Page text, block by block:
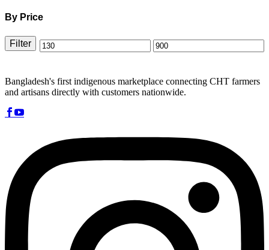
By Price
Min Max
Filter
Bangladesh's first indigenous marketplace connecting CHT farmers
and artisans directly with customers nationwide.